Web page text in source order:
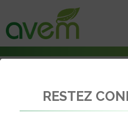
Chevrolet s’apprête à lancer son
RESTEZ